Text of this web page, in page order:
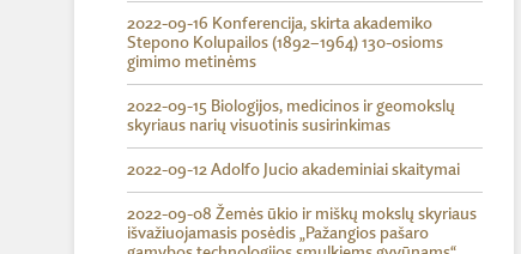
2022-09-16 Konferencija, skirta akademiko
Stepono Kolupailos (1892–1964) 130-osioms
gimimo metinėms
2022-09-15 Biologijos, medicinos ir geomokslų
skyriaus narių visuotinis susirinkimas
2022-09-12 Adolfo Jucio akademiniai skaitymai
2022-09-08 Žemės ūkio ir miškų mokslų skyriaus
išvažiuojamasis posėdis „Pažangios pašaro